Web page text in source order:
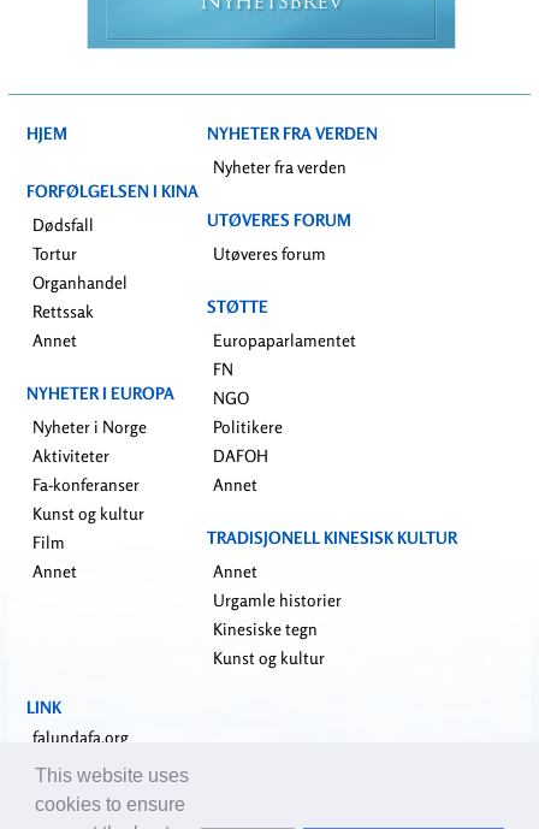
HJEM
FORFØLGELSEN I KINA
Dødsfall
Tortur
Organhandel
Rettssak
Annet
NYHETER I EUROPA
Nyheter i Norge
Aktiviteter
Fa-konferanser
Kunst og kultur
Film
Annet
NYHETER FRA VERDEN
Nyheter fra verden
UTØVERES FORUM
Utøveres forum
STØTTE
Europaparlamentet
FN
NGO
Politikere
DAFOH
Annet
TRADISJONELL KINESISK KULTUR
Annet
Urgamle historier
Kinesiske tegn
Kunst og kultur
LINK
falundafa.org
faluninfo.net
minghui.org
pureinsight.org
This website uses
cookies to ensure